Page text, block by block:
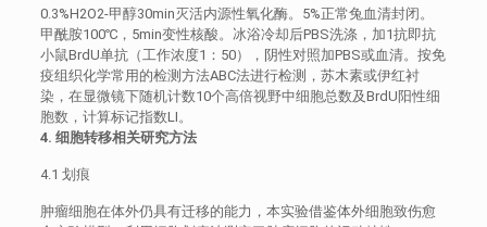
0.3%H2O2-甲醇30min灭活内源性氧化酶。5%正常兔血清封闭。
甲酰胺100℃，5min变性核酸。冰浴冷却后PBS洗涤，加1抗即抗
小鼠BrdU单抗（工作浓度1：50），阴性对照加PBS或血清。按免
疫组织化学常用的检测方法ABC法进行检测，苏木素或伊红衬
染，在显微镜下随机计数10个高倍视野中细胞总数及BrdU阳性细
胞数，计算标记指数LI。
4. 细胞转移相关研究方法
4.1 划痕
肿瘤细胞在体外仍具有迁移的能力，本实验借鉴体外细胞致伤愈